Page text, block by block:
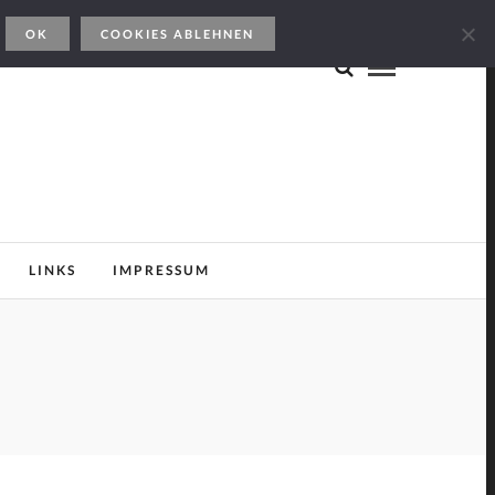
LINKS IMPRESSUM
OK COOKIES ABLEHNEN